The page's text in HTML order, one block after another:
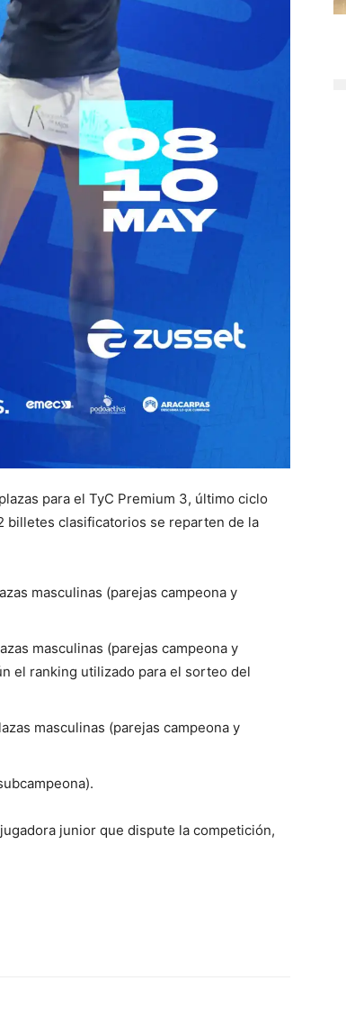
para el TyC Premium 3, último ciclo
billetes clasificatorios se reparten de la
masculinas (parejas campeona y
masculinas (parejas campeona y
el ranking utilizado para el sorteo del
masculinas (parejas campeona y
junior que dispute la competición,